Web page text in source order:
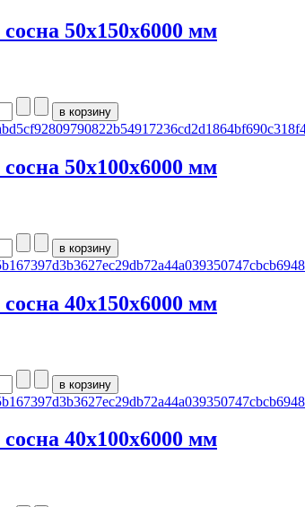
50х150х6000 мм
50х100х6000 мм
40х150х6000 мм
40х100х6000 мм